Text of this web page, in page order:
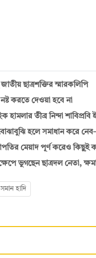
ছাত্রশক্তির স্মারকলিপি
করতে দেওয়া হবে না
হামলার তীব্র নিন্দা
হলে সমাধান করে
মেয়াদ পূর্ণ করেও কিছুই
ভুগছেন ছাত্রদল নেতা,
হাদি